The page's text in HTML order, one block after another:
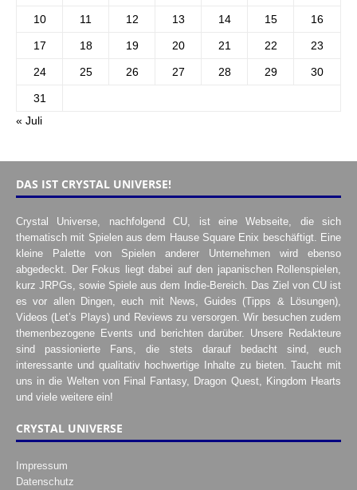
10 11 12 13 14 15 16
17 18 19 20 21 22 23
24 25 26 27 28 29 30
31
« Juli
DAS IST CRYSTAL UNIVERSE!
Crystal Universe, nachfolgend CU, ist eine Webseite, die sich
thematisch mit Spielen aus dem Hause Square Enix beschäftigt. Eine
kleine Palette von Spielen anderer Unternehmen wird ebenso
abgedeckt. Der Fokus liegt dabei auf den japanischen Rollenspielen,
kurz JRPGs, sowie Spiele aus dem Indie-Bereich. Das Ziel von CU ist
es vor allen Dingen, euch mit News, Guides (Tipps & Lösungen),
Videos (Let’s Plays) und Reviews zu versorgen. Wir besuchen zudem
themenbezogene Events und berichten darüber. Unsere Redakteure
sind passionierte Fans, die stets darauf bedacht sind, euch
interessante und qualitativ hochwertige Inhalte zu bieten. Taucht mit
uns in die Welten von Final Fantasy, Dragon Quest, Kingdom Hearts
und viele weitere ein!
CRYSTAL UNIVERSE
Impressum
Datenschutz